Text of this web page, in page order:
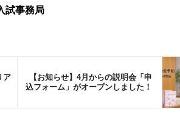
試事務局
ア
【お知らせ】4月からの説明会「申
込フォーム」がオープンしました！